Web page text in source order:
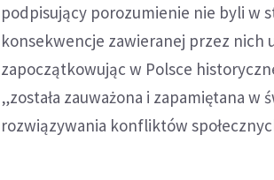
podpisujący porozumienie nie byli w
konsekwencje zawieranej przez nich
zapoczątkowując w Polsce
„została zauważona i zapamiętana
rozwiązywania konfliktów